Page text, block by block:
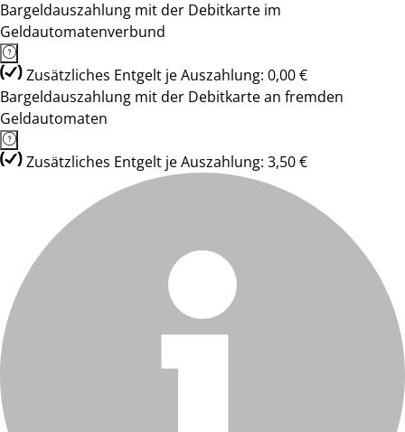
Bargeldauszahlung mit der Debitkarte im
Geldautomatenverbund
Zusätzliches Entgelt je Auszahlung: 0,00 €
Bargeldauszahlung mit der Debitkarte an fremden
Geldautomaten
Zusätzliches Entgelt je Auszahlung: 3,50 €